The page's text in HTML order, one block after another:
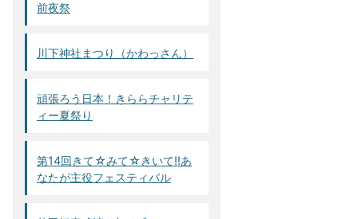
前夜祭
川下神社まつり（かわっさん）
頑張ろう日本！きららチャリテ
ィー夏祭り
第14回きて☆みて☆きいて!!あ
なたが主役フェスティバル